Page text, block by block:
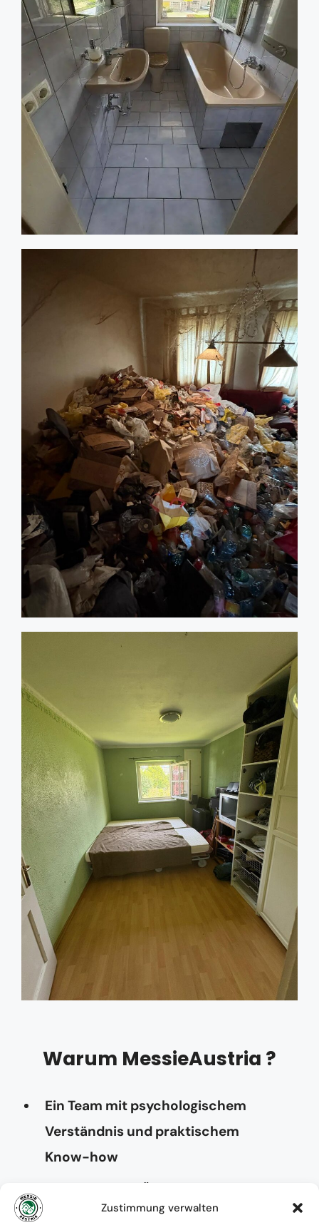
Zustimmung verwalten
Warum MessieAustria ?
Ein Team mit psychologischem
Verständnis und praktischem
Know-how